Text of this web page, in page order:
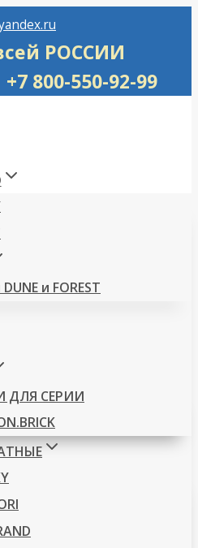
всей РОССИИ
+7 800-550-92-99
и FOREST
ДЛЯ СЕРИИ